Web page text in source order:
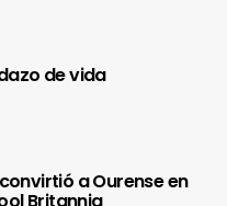
de vida
a Ourense en